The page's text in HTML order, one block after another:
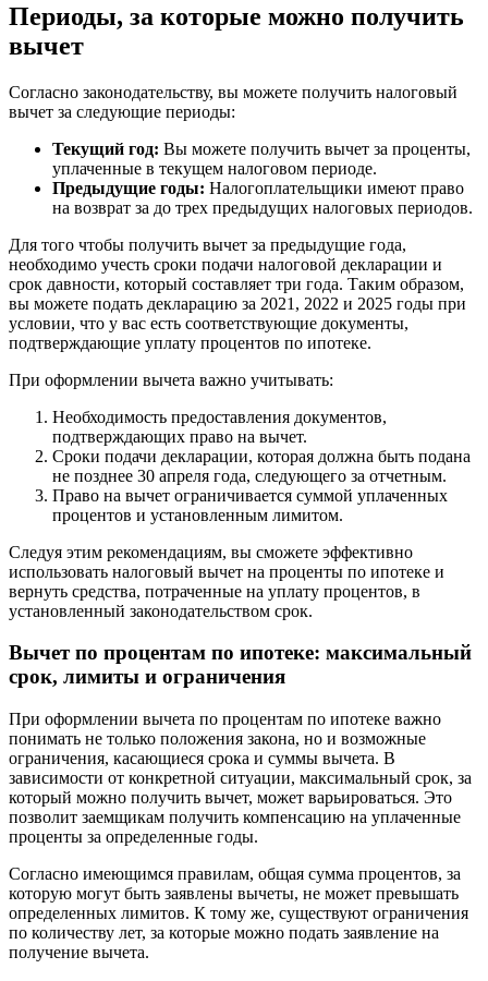
Периоды, за которые можно получить
вычет
Согласно законодательству, вы можете получить налоговый
вычет за следующие периоды:
Текущий год: Вы можете получить вычет за проценты,
уплаченные в текущем налоговом периоде.
Предыдущие годы: Налогоплательщики имеют право
на возврат за до трех предыдущих налоговых периодов.
Для того чтобы получить вычет за предыдущие года,
необходимо учесть сроки подачи налоговой декларации и
срок давности, который составляет три года. Таким образом,
вы можете подать декларацию за 2021, 2022 и 2025 годы при
условии, что у вас есть соответствующие документы,
подтверждающие уплату процентов по ипотеке.
При оформлении вычета важно учитывать:
Необходимость предоставления документов,
подтверждающих право на вычет.
Сроки подачи декларации, которая должна быть подана
не позднее 30 апреля года, следующего за отчетным.
Право на вычет ограничивается суммой уплаченных
процентов и установленным лимитом.
Следуя этим рекомендациям, вы сможете эффективно
использовать налоговый вычет на проценты по ипотеке и
вернуть средства, потраченные на уплату процентов, в
установленный законодательством срок.
Вычет по процентам по ипотеке: максимальный
срок, лимиты и ограничения
При оформлении вычета по процентам по ипотеке важно
понимать не только положения закона, но и возможные
ограничения, касающиеся срока и суммы вычета. В
зависимости от конкретной ситуации, максимальный срок, за
который можно получить вычет, может варьироваться. Это
позволит заемщикам получить компенсацию на уплаченные
проценты за определенные годы.
Согласно имеющимся правилам, общая сумма процентов, за
которую могут быть заявлены вычеты, не может превышать
определенных лимитов. К тому же, существуют ограничения
по количеству лет, за которые можно подать заявление на
получение вычета.